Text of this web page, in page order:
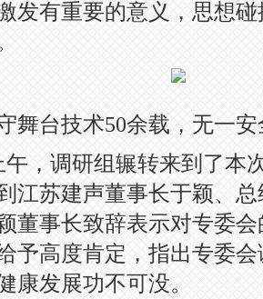
发有重要的意义，思想
台技术50余载，无一安
调研组辗转来到了本
江苏建声董事长于颖、
董事长致辞表示对专委
予高度肯定，指出专委
康发展功不可没。